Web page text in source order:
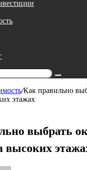
Поиск...
/Как правильно
этажах
выбрать
высоких